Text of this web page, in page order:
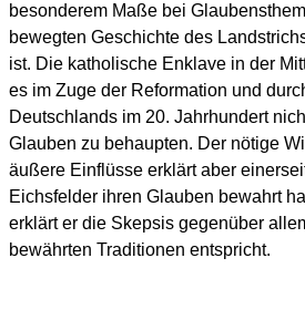
besonderem Maße bei
bewegten Geschichte des
ist. Die katholische Enklave in der
es im Zuge der Reformation und
Deutschlands im 20. Jahrhundert
Glauben zu behaupten. Der nötige
äußere Einflüsse erklärt aber
Eichsfelder ihren Glauben bewahrt
erklärt er die Skepsis gegenüber
bewährten Traditionen entspricht.